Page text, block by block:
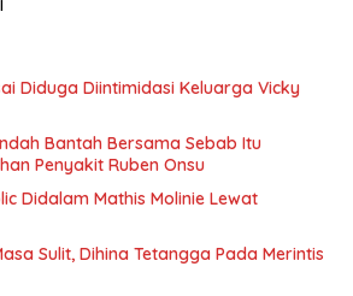
Diduga Diintimidasi Keluarga Vicky
Bantah Bersama Sebab Itu
Penyakit Ruben Onsu
Didalam Mathis Molinie Lewat
Sulit, Dihina Tetangga Pada Merintis